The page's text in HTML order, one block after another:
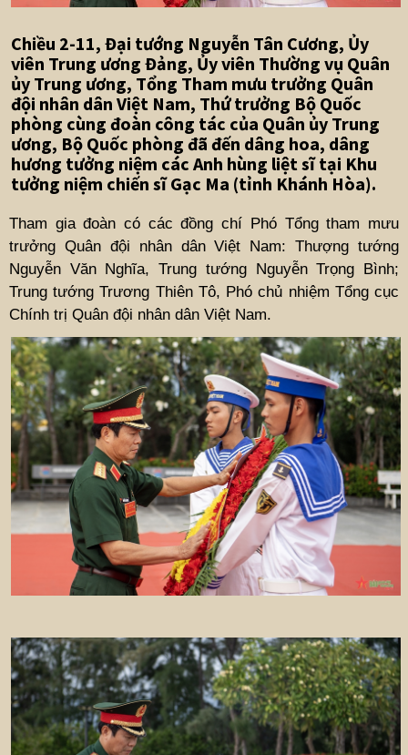
Chiều 2-11, Đại tướng Nguyễn Tân Cương, Ủy
viên Trung ương Đảng, Ủy viên Thường vụ Quân
ủy Trung ương, Tổng Tham mưu trưởng Quân
đội nhân dân Việt Nam, Thứ trưởng Bộ Quốc
phòng cùng đoàn công tác của Quân ủy Trung
ương, Bộ Quốc phòng đã đến dâng hoa, dâng
hương tưởng niệm các Anh hùng liệt sĩ tại Khu
tưởng niệm chiến sĩ Gạc Ma (tỉnh Khánh Hòa).
Tham gia đoàn có các đồng chí Phó Tổng tham mưu
trưởng Quân đội nhân dân Việt Nam: Thượng tướng
Nguyễn Văn Nghĩa, Trung tướng Nguyễn Trọng Bình;
Trung tướng Trương Thiên Tô, Phó chủ nhiệm Tổng cục
Chính trị Quân đội nhân dân Việt Nam.